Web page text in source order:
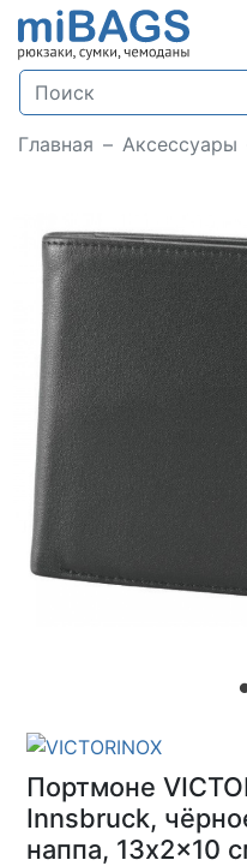
Главная Аксессуары
Портмоне
Innsbruck,
наппа, 13x2x10